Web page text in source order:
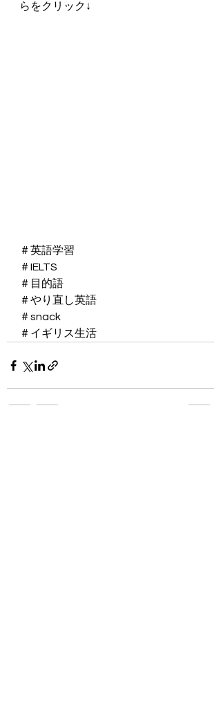
らをクリック↓
＃英語学習
＃IELTS
＃目的語
＃やり直し英語
＃snack
＃イギリス生活